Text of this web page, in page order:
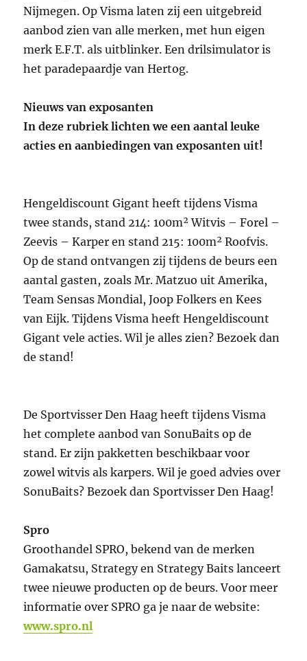
Nijmegen. Op Visma laten zij een uitgebreid
aanbod zien van alle merken, met hun eigen
merk E.F.T. als uitblinker. Een drilsimulator is
het paradepaardje van Hertog.
Nieuws van exposanten
In deze rubriek lichten we een aantal leuke
acties en aanbiedingen van exposanten uit!
Hengeldiscount Gigant heeft tijdens Visma
twee stands, stand 214: 100m² Witvis – Forel –
Zeevis – Karper en stand 215: 100m² Roofvis.
Op de stand ontvangen zij tijdens de beurs een
aantal gasten, zoals Mr. Matzuo uit Amerika,
Team Sensas Mondial, Joop Folkers en Kees
van Eijk. Tijdens Visma heeft Hengeldiscount
Gigant vele acties. Wil je alles zien? Bezoek dan
de stand!
De Sportvisser Den Haag heeft tijdens Visma
het complete aanbod van SonuBaits op de
stand. Er zijn pakketten beschikbaar voor
zowel witvis als karpers. Wil je goed advies over
SonuBaits? Bezoek dan Sportvisser Den Haag!
Spro
Groothandel SPRO, bekend van de merken
Gamakatsu, Strategy en Strategy Baits lanceert
twee nieuwe producten op de beurs. Voor meer
informatie over SPRO ga je naar de website:
www.spro.nl